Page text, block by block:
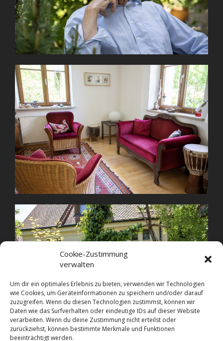
Cookie-Zustimmung
verwalten
Um dir ein optimales Erlebnis zu bieten, verwenden wir Technologien
wie Cookies, um Geräteinformationen zu speichern und/oder darauf
zuzugreifen. Wenn du diesen Technologien zustimmst, können wir
Daten wie das Surfverhalten oder eindeutige IDs auf dieser Website
verarbeiten. Wenn du deine Zustimmung nicht erteilst oder
zurückziehst, können bestimmte Merkmale und Funktionen
beeinträchtigt werden.